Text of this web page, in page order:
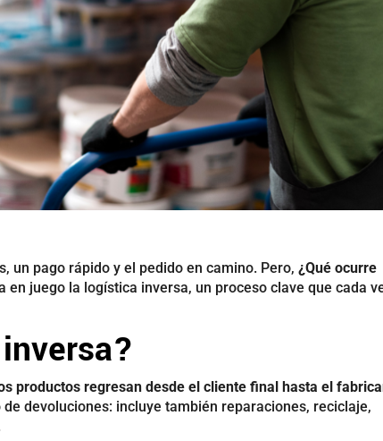
un pago rápido y el pedido en camino. Pero,¿Qué ocurre
en juego la logística inversa, un proceso clave que cada
productos regresan desde el cliente final hasta el
de devoluciones: incluye también reparaciones, reciclaje,